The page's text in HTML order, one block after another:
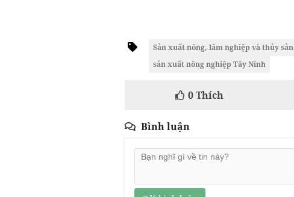
Sản xuất nông, lâm nghiệp và thủy sản
sản xuất nông nghiệp Tây Ninh
0Thích
Bình luận